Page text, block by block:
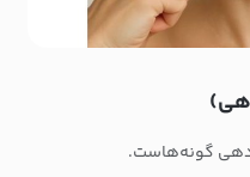
گونه‌هاست.